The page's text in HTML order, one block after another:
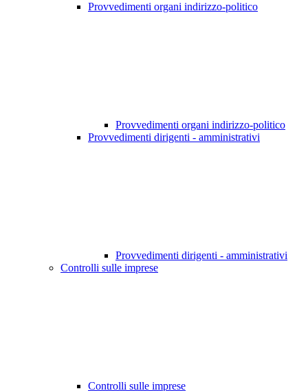
Provvedimenti organi indirizzo-politico
Provvedimenti organi indirizzo-politico
Provvedimenti dirigenti - amministrativi
Provvedimenti dirigenti - amministrativi
Controlli sulle imprese
Controlli sulle imprese